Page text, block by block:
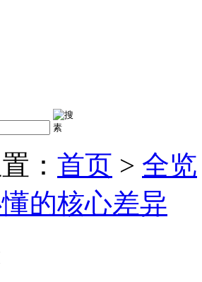
： 首页 > 全览
的核心差异